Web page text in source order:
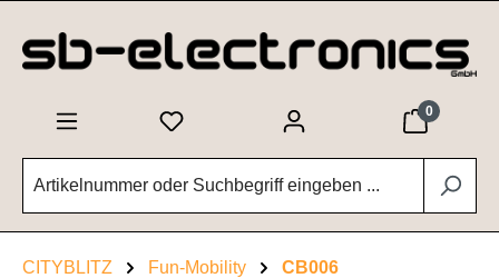
0
CITYBLITZ Fun-Mobility CB006